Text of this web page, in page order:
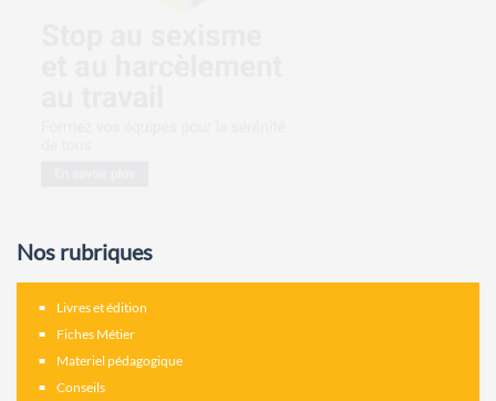
Nos rubriques
Livres et édition
Fiches Métier
Materiel pédagogique
Conseils